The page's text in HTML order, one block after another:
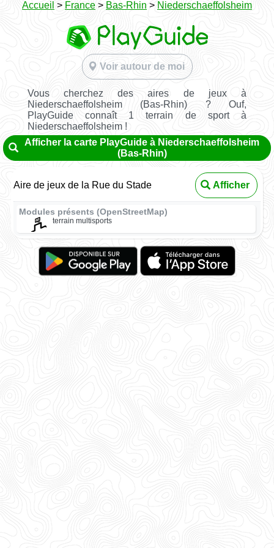
Accueil > France > Bas-Rhin > Niederschaeffolsheim
Voir autour de moi
Vous cherchez des aires de jeux à
Niederschaeffolsheim (Bas-Rhin) ? Ouf,
PlayGuide connaît 1 terrain de sport à
Niederschaeffolsheim !
Afficher la carte PlayGuide à Niederschaeffolsheim
(Bas-Rhin)
Aire de jeux de la Rue du Stade Afficher
Modules présents (OpenStreetMap)
terrain multisports